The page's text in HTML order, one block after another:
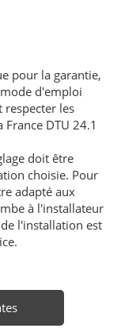
pour la garantie,
d'emploi
respecter les
DTU 24.1
doit être
choisie. Pour
adapté aux
à l'installateur
l'installation est